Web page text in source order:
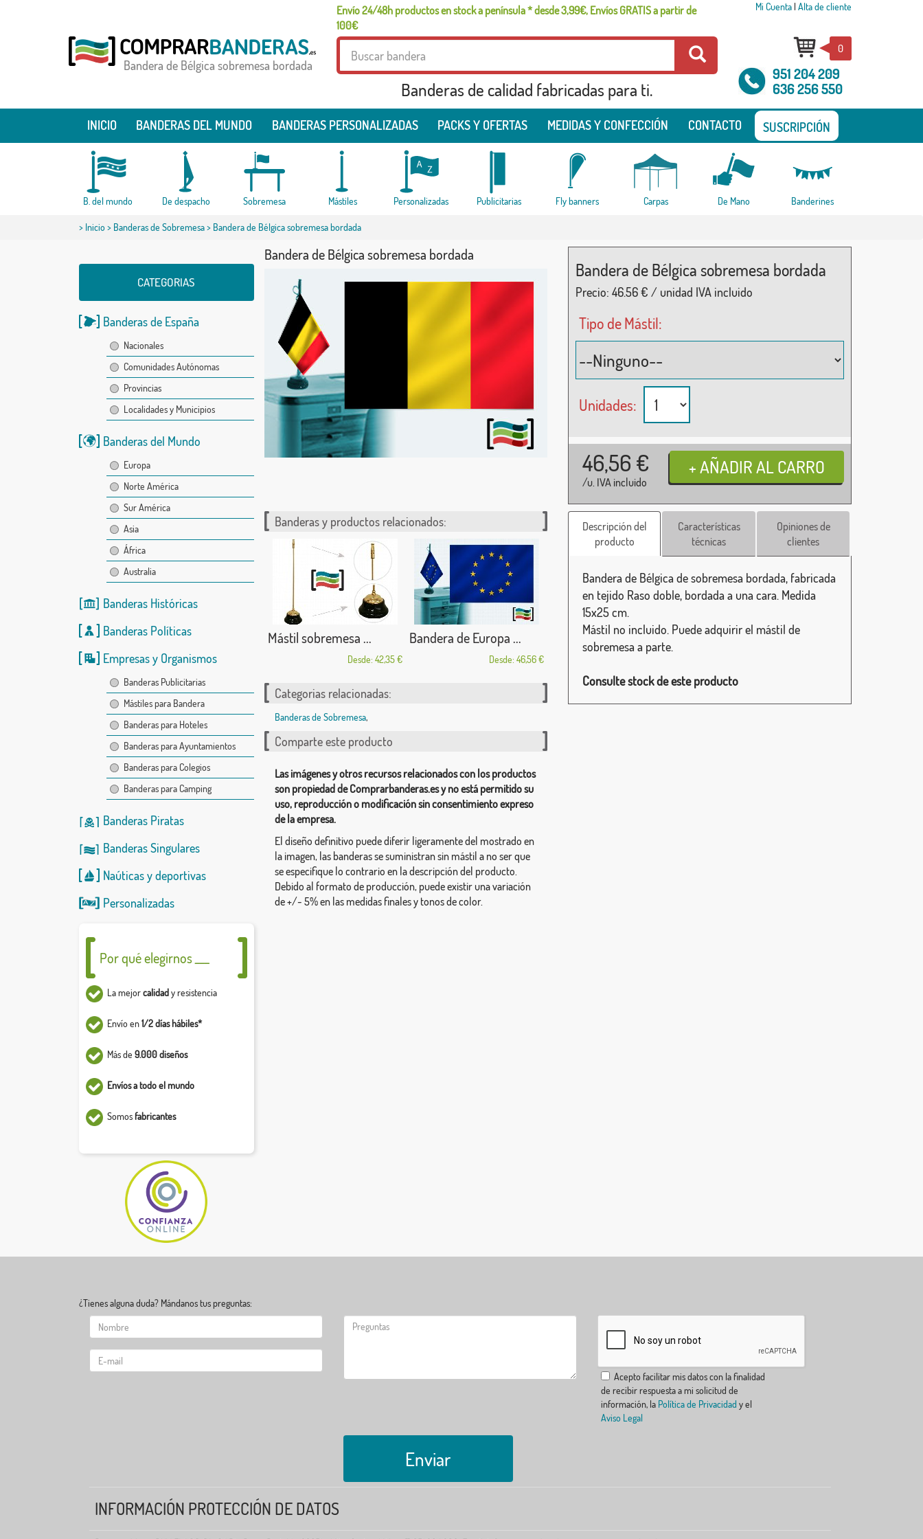
Envío 24/48h productos en stock a península * desde 3,99€, Envíos GRATIS a partir de
100€
Mi Cuenta| Alta de cliente
Bandera de Bélgica sobremesa bordada
Banderas de calidad fabricadas para ti.
0
951 204 209
636 256 550
INICIO BANDERAS DEL MUNDO BANDERAS PERSONALIZADAS PACKS Y OFERTAS MEDIDAS Y CONFECCIÓN CONTACTO SUSCRIPCIÓN
B. del mundo De despacho Sobremesa Mástiles Personalizadas Publicitarias Fly banners Carpas De Mano Banderines
> Inicio> Banderas de Sobremesa> Bandera de Bélgica sobremesa bordada
CATEGORIAS
Banderas de España
Nacionales
Comunidades Autónomas
Provincias
Localidades y Municipios
Banderas del Mundo
Europa
Norte América
Sur América
Asia
África
Australia
Banderas Históricas
Banderas Políticas
Empresas y Organismos
Banderas Publicitarias
Mástiles para Bandera
Banderas para Hoteles
Banderas para Ayuntamientos
Banderas para Colegios
Banderas para Camping
Banderas Piratas
Banderas Singulares
Naúticasydeportivas
Personalizadas
Por qué elegirnos ___
La mejorcalidady resistencia
Envío en1/2 días hábiles*
Más de 9.000 diseños
Envíos a todo el mundo
Somosfabricantes
Bandera de Bélgica sobremesa bordada
Bandera de Bélgica sobremesa bordada
Precio: 46.56€ / unidad IVA incluido
Tipo de Mástil:
Unidades:
46,56 €
/u. IVA incluido
Banderas y productos relacionados:
Mástil sobremesa ...
Desde: 42,35 €
Bandera de Europa ...
Desde: 46,56 €
Categorias relacionadas:
Banderas de Sobremesa,
Comparte este producto
Las imágenes y otros recursos relacionados con los productos
son propiedad de Comprarbanderas.es y no está permitido su
uso, reproducción o modificación sin consentimiento expreso
de la empresa.
El diseño definitivo puede diferir ligeramente del mostrado en
la imagen, las banderas se suministran sin mástil a no ser que
se especifique lo contrario en la descripción del producto.
Debido al formato de producción, puede existir una variación
de +/- 5% en las medidas finales y tonos de color.
Descripción del
producto
Características
técnicas
Opiniones de
clientes
Bandera de Bélgica de sobremesa bordada, fabricada
en tejido Raso doble, bordada a una cara. Medida
15x25 cm.
Mástil no incluido. Puede adquirir el mástil de
sobremesa a parte.
Consulte stock de este producto
¿Tienes alguna duda? Mándanos tus preguntas:
Acepto facilitar mis datos con la finalidad
de recibir respuesta a mi solicitud de
información, la Política de Privacidad y el
Aviso Legal
Enviar
INFORMACIÓN PROTECCIÓN DE DATOS